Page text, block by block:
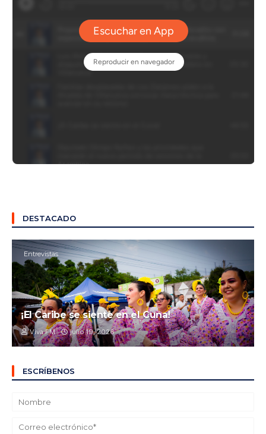
DESTACADO
Entrevistas
¡El Caribe se siente en el Cuna!
Viva FM julio 19, 2026
ESCRÍBENOS